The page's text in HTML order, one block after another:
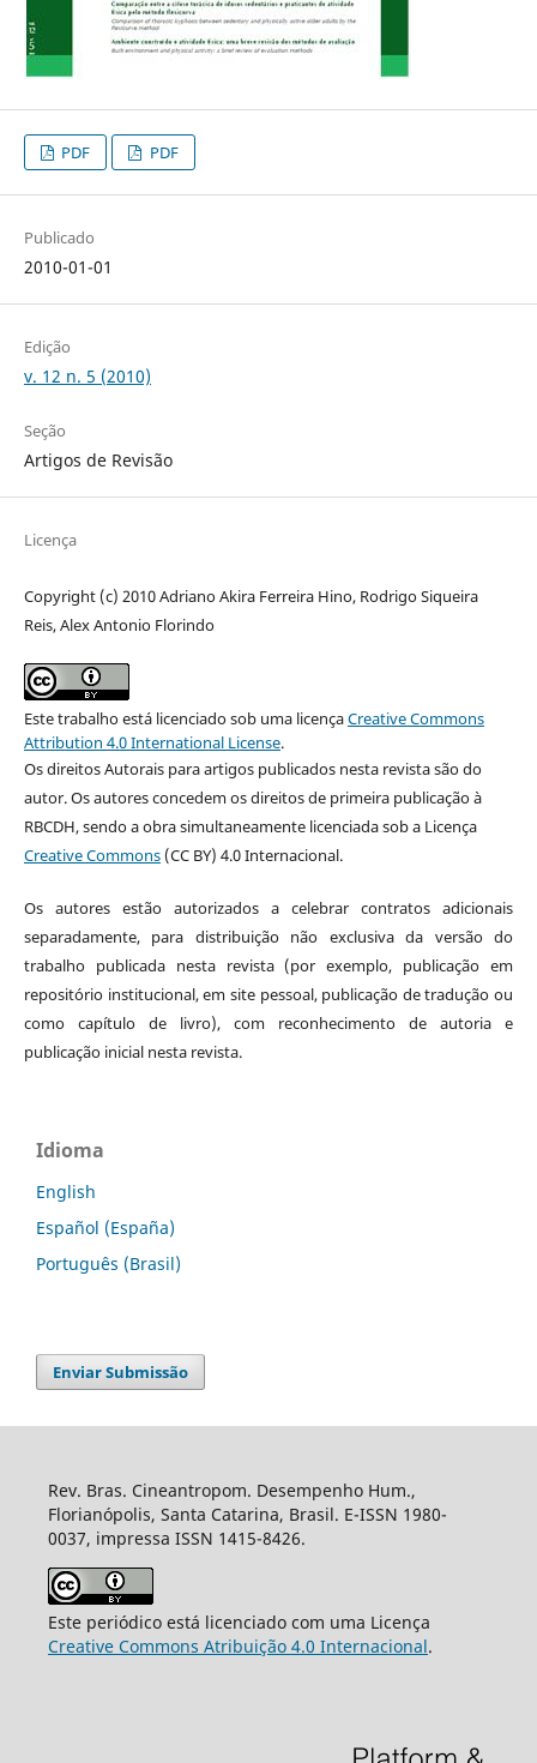
PDF PDF
Publicado
2010-01-01
Edição
v. 12 n. 5 (2010)
Seção
Artigos de Revisão
Licença
Copyright (c) 2010 Adriano Akira Ferreira Hino, Rodrigo Siqueira
Reis, Alex Antonio Florindo
Este trabalho está licenciado sob uma licençaCreative Commons
Attribution 4.0 International License.
Os direitos Autorais para artigos publicados nesta revista são do
autor. Os autores concedem os direitos de primeira publicação à
RBCDH, sendo a obra simultaneamente licenciada sob a Licença
Creative Commons(CC BY) 4.0 Internacional.
Os autores estão autorizados a celebrar contratos adicionais
separadamente, para distribuição não exclusiva da versão do
trabalho publicada nesta revista (por exemplo, publicação em
repositório institucional, em site pessoal, publicação de tradução ou
como capítulo de livro), com reconhecimento de autoria e
publicação inicial nesta revista.
Idioma
English
Español (España)
Português (Brasil)
Enviar Submissão
Rev. Bras. Cineantropom. Desempenho Hum.,
Florianópolis, Santa Catarina, Brasil. E-ISSN 1980-
0037, impressa ISSN 1415-8426.
Este periódico está licenciado com uma Licença
Creative Commons Atribuição 4.0 Internacional.